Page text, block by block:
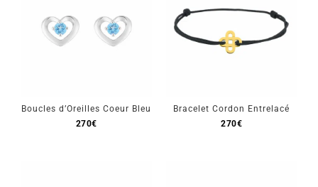
Boucles d’Oreilles Coeur Bleu
270€
Bracelet Cordon Entrelacé
270€